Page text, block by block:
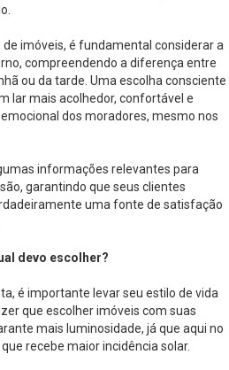
imóveis, é fundamental considerar a
compreendendo a diferença entre
ou da tarde. Uma escolha consciente
lar mais acolhedor, confortável e
dos moradores, mesmo nos
informações relevantes para
garantindo que seus clientes
uma fonte de satisfação
devo escolher?
é importante levar seu estilo de vida
que escolher imóveis com suas
mais luminosidade, já que aqui no
recebe maior incidência solar.